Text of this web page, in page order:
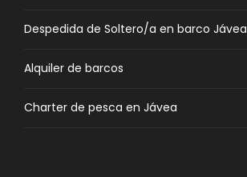
Despedida de Soltero/a en barco Jávea
Alquiler de barcos
Charter de pesca en Jávea